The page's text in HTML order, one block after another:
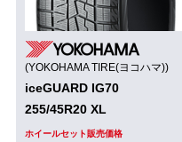
(YOKOHAMA TIRE(ヨコハマ))
iceGUARD IG70
255/45R20 XL
ホイールセット販売価格